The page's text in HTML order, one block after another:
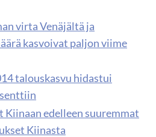
virta Venäjältä ja
kasvoivat paljon viime
talouskasvu hidastui
edelleen suuremmat
Kiinasta